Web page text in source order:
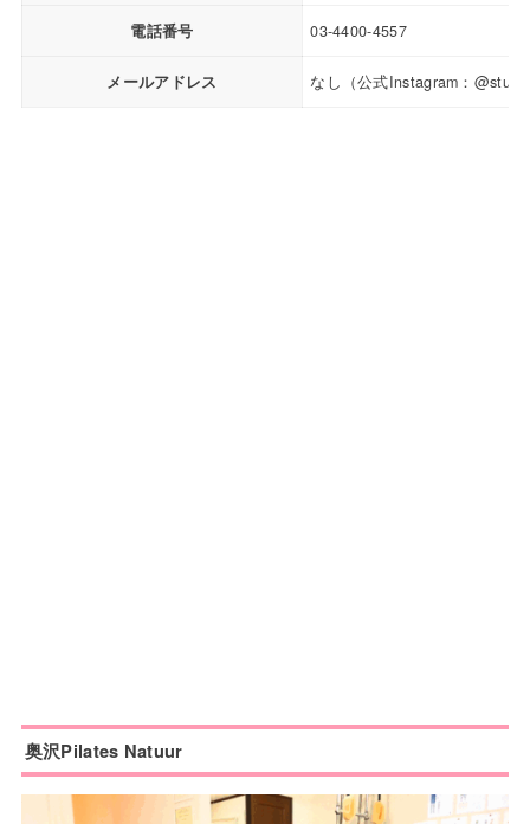
電話番号 03-4400-4557
メールアドレス なし（公式Instagram：
奥沢Pilates Natuur